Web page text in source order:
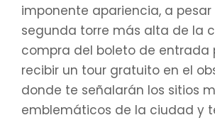
imponente apariencia, a pesar
segunda torre más alta de la
compra del boleto de entrada
recibir un tour gratuito en el
donde te señalarán los sitios
emblemáticos de la ciudad y